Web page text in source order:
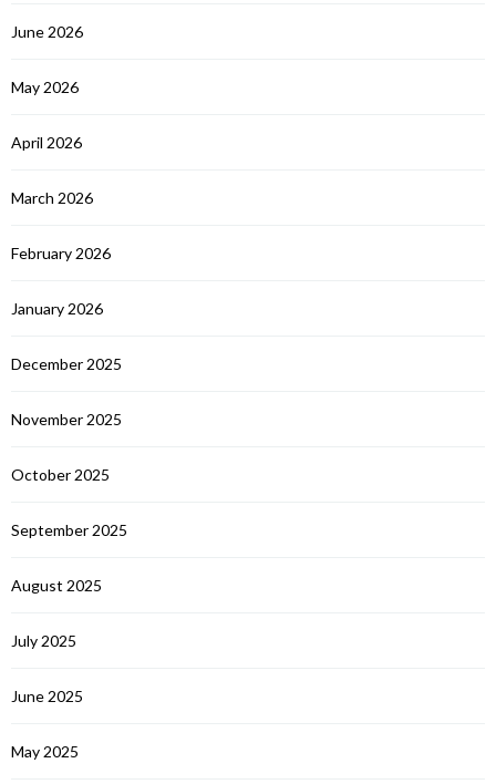
June 2026
May 2026
April 2026
March 2026
February 2026
January 2026
December 2025
November 2025
October 2025
September 2025
August 2025
July 2025
June 2025
May 2025